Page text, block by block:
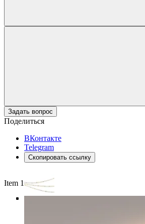
Задать вопрос
Поделиться
ВКонтакте
Telegram
Скопировать ссылку
Item 1 of 4